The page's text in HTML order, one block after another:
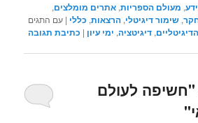
, מעולם הספריות,אתרים מומלצים,
,שימור דיגיטלי,הרצאות, כללי |עם התגים
,דיגיטציה, ימי עיון | כתיבת תגובה
"חשיפה לעולם